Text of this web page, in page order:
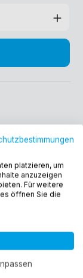
Stufenlose
Kein
platzieren, um
anzuzeigen
Für weitere
öffnen Sie die